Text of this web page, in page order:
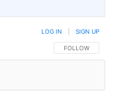
FOLLOW THIS
FOLLOW
LOG IN SIGN UP